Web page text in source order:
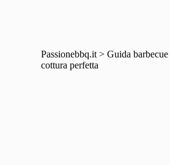
Passionebbq.it >Guida barbecue
cottura perfetta